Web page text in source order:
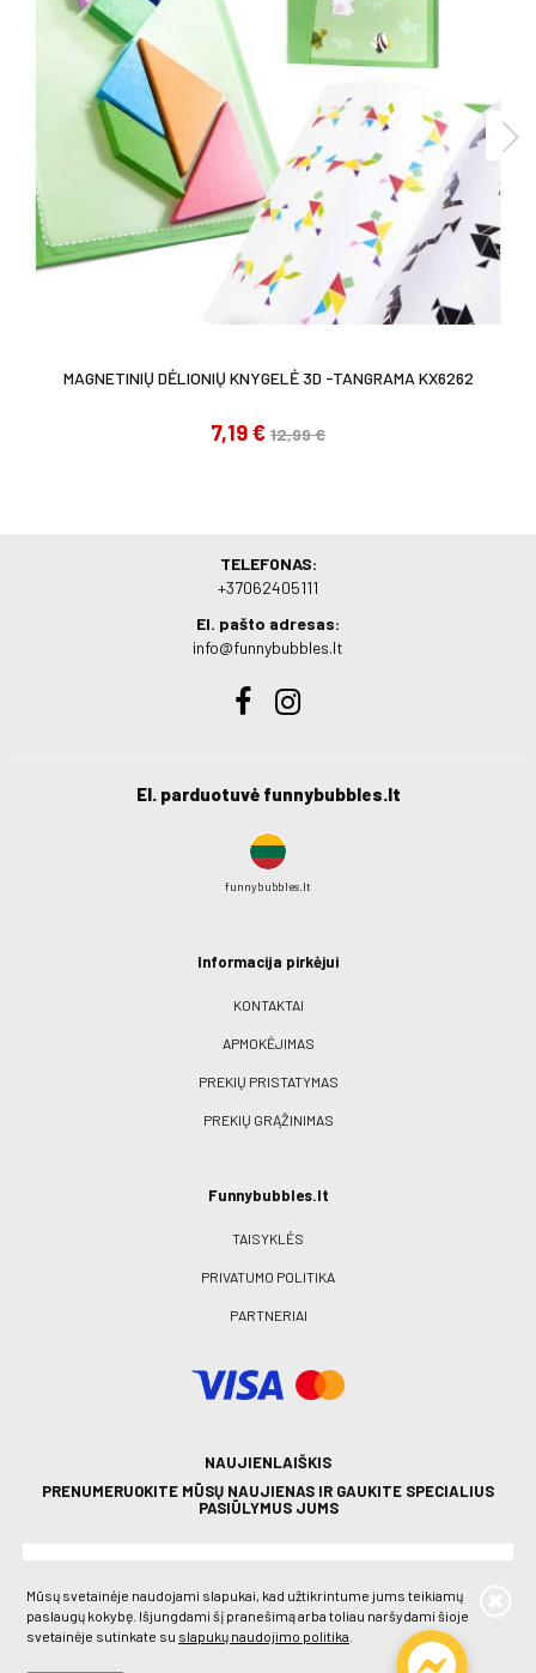
Mūsų svetainėje naudojami slapukai, kad užtikrintume jums teikiamų
paslaugų kokybę. Išjungdami šį pranešimą arba toliau naršydami šioje
svetainėje sutinkate su slapukų naudojimo politika
MAGNETINIŲ DĖLIONIŲ KNYGELĖ 3D -TANGRAMA KX6262
7,19 € 12,99 €
TELEFONAS:
+37062405111
El. pašto adresas:
info@funnybubbles.lt
El. parduotuvė funnybubbles.lt
funnybubbles.lt
Informacija pirkėjui
KONTAKTAI
APMOKĖJIMAS
PREKIŲ PRISTATYMAS
PREKIŲ GRĄŽINIMAS
Funnybubbles.lt
TAISYKLĖS
PRIVATUMO POLITIKA
PARTNERIAI
NAUJIENLAIŠKIS
PRENUMERUOKITE MŪSŲ NAUJIENAS IR GAUKITE SPECIALIUS
PASIŪLYMUS JUMS
PRENUMERUOTI